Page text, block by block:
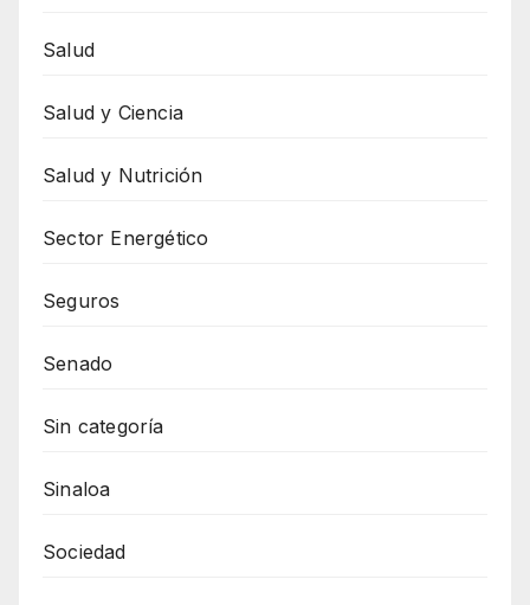
Salud
Salud y Ciencia
Salud y Nutrición
Sector Energético
Seguros
Senado
Sin categoría
Sinaloa
Sociedad